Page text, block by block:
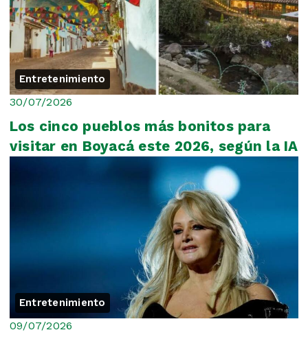
Entretenimiento
30/07/2026
Los cinco pueblos más bonitos para
visitar en Boyacá este 2026, según la IA
Entretenimiento
09/07/2026